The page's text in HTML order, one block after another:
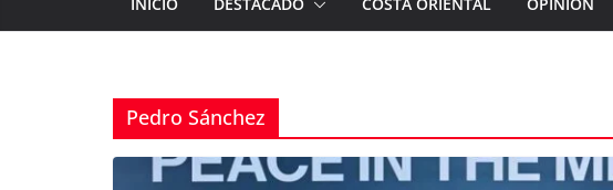
Pedro Sánchez